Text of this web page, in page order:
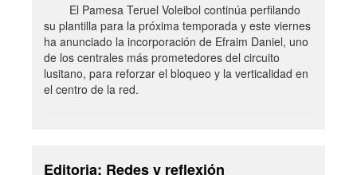
El Pamesa Teruel Voleibol continúa perfilando
su plantilla para la próxima temporada y este viernes
ha anunciado la incorporación de Efraim Daniel, uno
de los centrales más prometedores del circuito
lusitano, para reforzar el bloqueo y la verticalidad en
el centro de la red.
Editoria: Redes y reflexión